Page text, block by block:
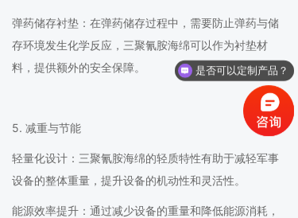
弹药储存衬垫：在弹药储存过程中，需要防止弹药与储
存环境发生化学反应，三聚氰胺海绵可以作为衬垫材
料，提供额外的安全保障。
5. 减重与节能
轻量化设计：三聚氰胺海绵的轻质特性有助于减轻军事
设备的整体重量，提升设备的机动性和灵活性。
能源效率提升：通过减少设备的重量和降低能源消耗，
是否可以定制产品？